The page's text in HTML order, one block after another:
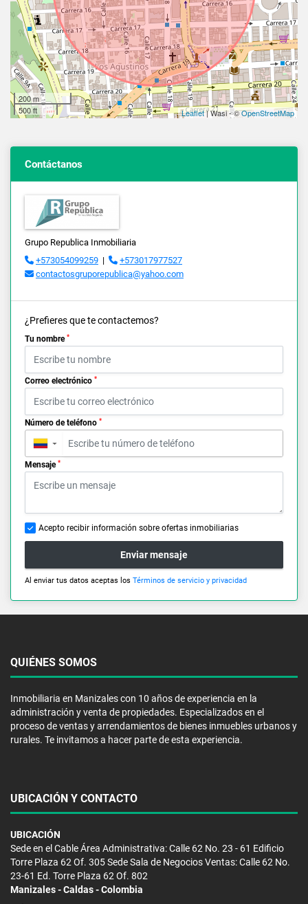
200 m
500 ft
Leaflet| Wasi - ©OpenStreetMap
Contáctanos
Grupo Republica Inmobiliaria
+573054099259 |
+573017977527
contactosgruporepublica@yahoo.com
¿Prefieres que te contactemos?
Tu nombre *
Correo electrónico *
Número de teléfono *
▼
Mensaje *
Acepto recibir información sobre ofertas inmobiliarias
Enviar mensaje
Al enviar tus datos aceptas los Términos de servicio y privacidad
QUIÉNES SOMOS
Inmobiliaria en Manizales con 10 años de experiencia en la
administración y venta de propiedades. Especializados en el
proceso de ventas y arrendamientos de bienes inmuebles urbanos y
rurales. Te invitamos a hacer parte de esta experiencia.
UBICACIÓN Y CONTACTO
UBICACIÓN
Sede en el Cable Área Administrativa: Calle 62 No. 23 - 61 Edificio
Torre Plaza 62 Of. 305 Sede Sala de Negocios Ventas: Calle 62 No.
23-61 Ed. Torre Plaza 62 Of. 802
Manizales - Caldas - Colombia